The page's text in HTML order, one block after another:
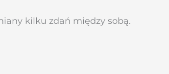
kilku zdań między sobą.